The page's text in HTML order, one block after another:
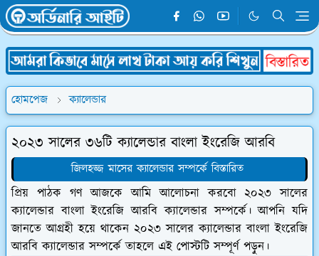
হোমপেজ ক্যালেন্ডার
২০২৩ সালের ৩৬টি ক্যালেন্ডার বাংলা ইংরেজি আরবি
জিলহজ্জ মাসের ক্যালেন্ডার সম্পর্কে বিস্তারিত
প্রিয় পাঠক গণ আজকে আমি আলোচনা করবো ২০২৩ সালের
ক্যালেন্ডার বাংলা ইংরেজি আরবি ক্যালেন্ডার সম্পর্কে। আপনি যদি
জানতে আগ্রহী হয়ে থাকেন ২০২৩ সালের ক্যালেন্ডার বাংলা ইংরেজি
আরবি ক্যালেন্ডার সম্পর্কে তাহলে এই পোস্টটি সম্পূর্ণ পড়ুন।